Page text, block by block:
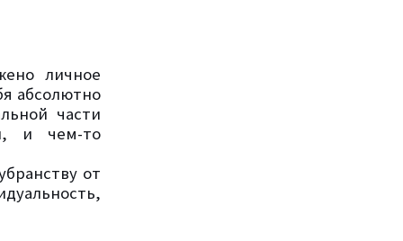
личное
абсолютно
части
и чем-то
от